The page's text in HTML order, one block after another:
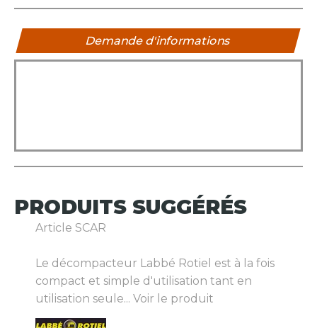
Demande d'informations
PRODUITS SUGGÉRÉS
Article SCAR
Le décompacteur Labbé Rotiel est à la fois
compact et simple d'utilisation tant en
utilisation seule... Voir le produit